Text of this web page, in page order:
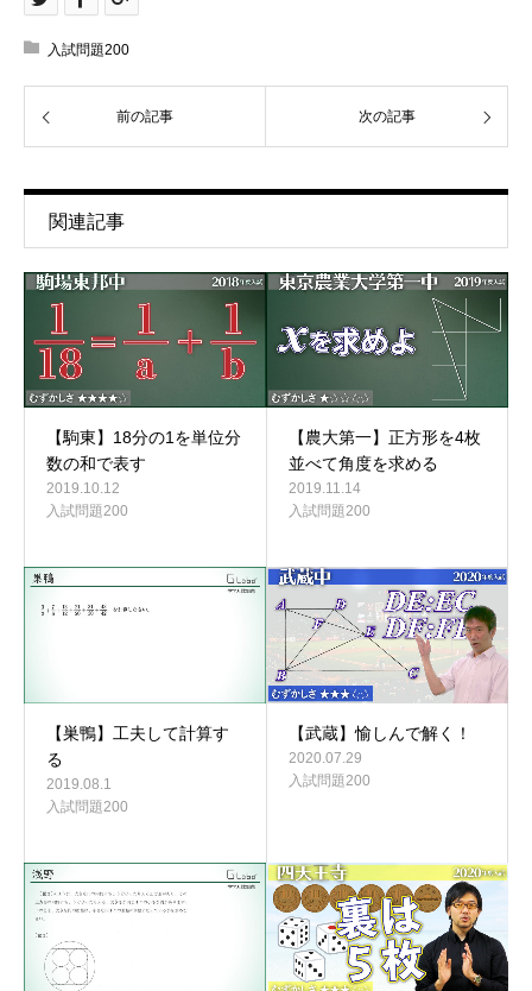
入試問題200
前の記事 次の記事
関連記事
【駒東】18分の1を単位分
数の和で表す
2019.10.12
入試問題200
【農大第一】正方形を4枚
並べて角度を求める
2019.11.14
入試問題200
【巣鴨】工夫して計算す
る
2019.08.1
入試問題200
【武蔵】愉しんで解く！
2020.07.29
入試問題200